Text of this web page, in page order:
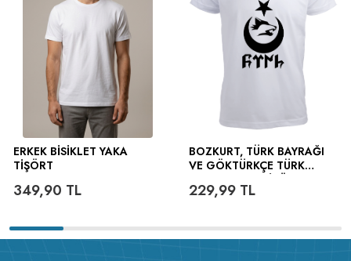
ERKEK BISIKLET YAKA
TIŞÖRT
349,90 TL
BOZKURT, TÜRK BAYRAĞI
VE GÖKTÜRKÇE TÜRK
229,99TL